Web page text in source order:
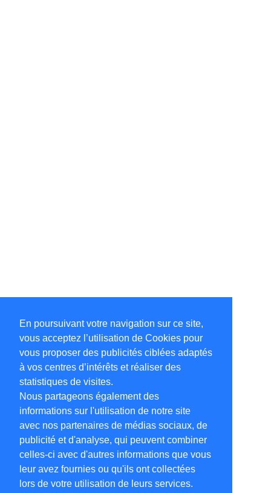
En poursuivant votre navigation sur ce site,
vous acceptez l’utilisation de Cookies pour
vous proposer des publicités ciblées adaptés
à vos centres d’intérêts et réaliser des
statistiques de visites.
Nous partageons également des
informations sur l'utilisation de notre site
avec nos partenaires de médias sociaux, de
publicité et d'analyse, qui peuvent combiner
celles-ci avec d'autres informations que vous
leur avez fournies ou qu'ils ont collectées
lors de votre utilisation de leurs services.